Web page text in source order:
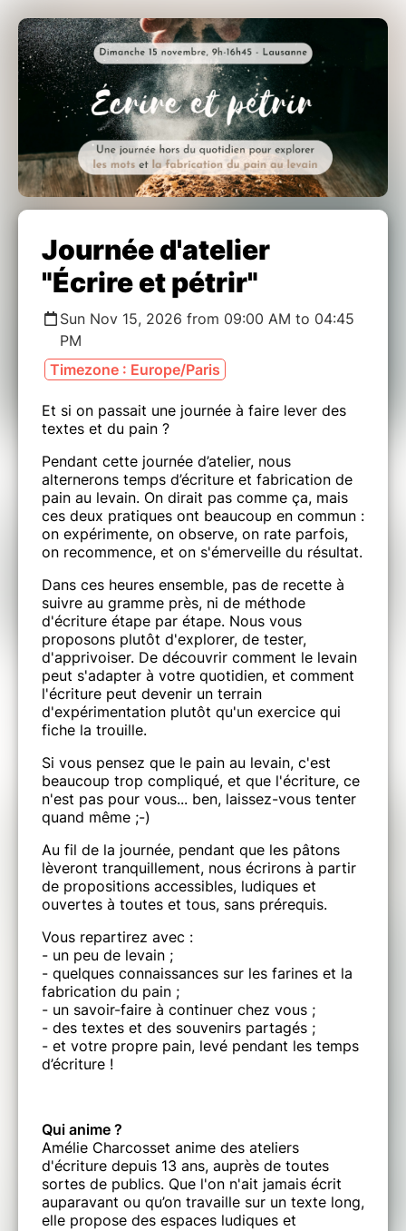
Journée d'atelier
"Écrire et pétrir"
Sun Nov 15, 2026 from 09:00 AM to 04:45
PM
Timezone : Europe/Paris
Et si on passait une journée à faire lever des
textes et du pain ?
Pendant cette journée d’atelier, nous
alternerons temps d’écriture et fabrication de
pain au levain. On dirait pas comme ça, mais
ces deux pratiques ont beaucoup en commun :
on expérimente, on observe, on rate parfois,
on recommence, et on s'émerveille du résultat.
Dans ces heures ensemble, pas de recette à
suivre au gramme près, ni de méthode
d'écriture étape par étape. Nous vous
proposons plutôt d'explorer, de tester,
d'apprivoiser. De découvrir comment le levain
peut s'adapter à votre quotidien, et comment
l'écriture peut devenir un terrain
d'expérimentation plutôt qu'un exercice qui
fiche la trouille.
Si vous pensez que le pain au levain, c'est
beaucoup trop compliqué, et que l'écriture, ce
n'est pas pour vous... ben, laissez-vous tenter
quand même ;-)
Au fil de la journée, pendant que les pâtons
lèveront tranquillement, nous écrirons à partir
de propositions accessibles, ludiques et
ouvertes à toutes et tous, sans prérequis.
Vous repartirez avec :
- un peu de levain ;
- quelques connaissances sur les farines et la
fabrication du pain ;
- un savoir-faire à continuer chez vous ;
- des textes et des souvenirs partagés ;
- et votre propre pain, levé pendant les temps
d’écriture !
Qui anime ?
Amélie Charcosset anime des ateliers
d'écriture depuis 13 ans, auprès de toutes
sortes de publics. Que l'on n'ait jamais écrit
auparavant ou qu’on travaille sur un texte long,
elle propose des espaces ludiques et